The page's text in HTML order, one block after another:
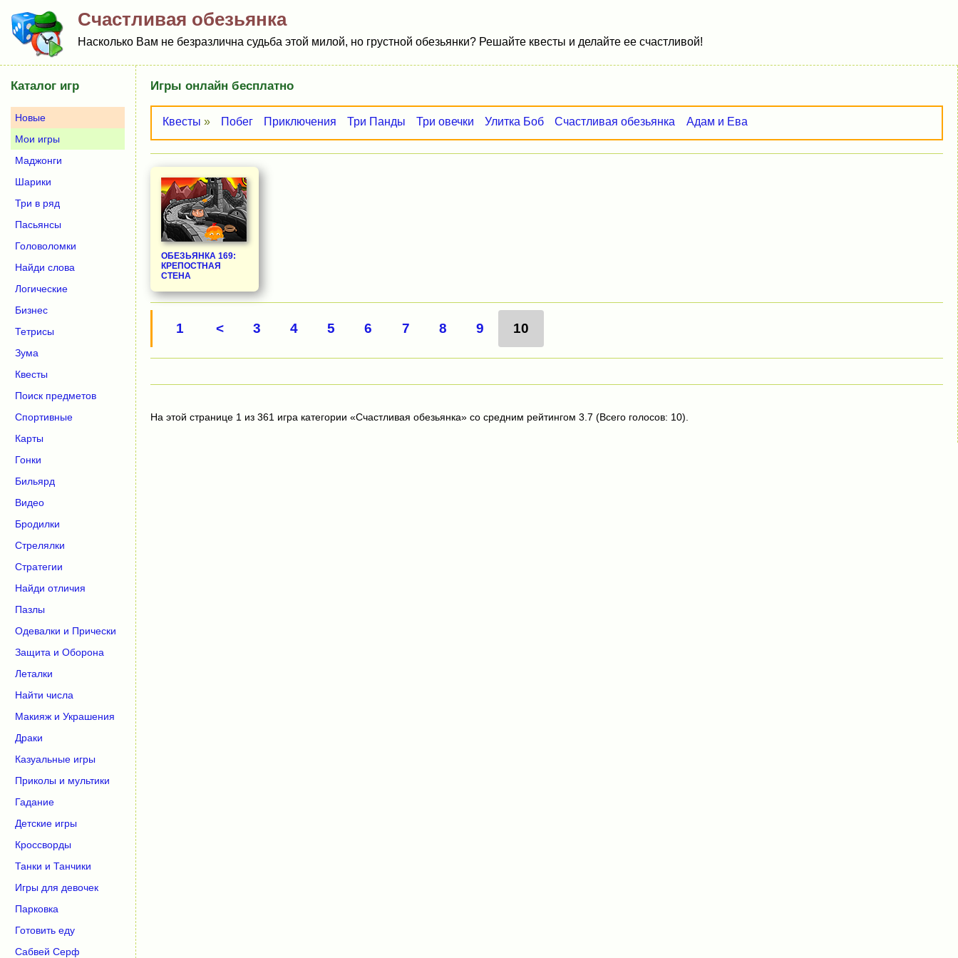
Счастливая обезьянка
Насколько Вам не безразлична судьба этой милой, но грустной обезьянки? Решайте квесты и делайте ее счастливой!
Игры онлайн бесплатно
Квесты » Побег Приключения Три Панды Три овечки Улитка Боб Счастливая обезьянка Адам и Ева
ОБЕЗЬЯНКА 169:
КРЕПОСТНАЯ
СТЕНА
1 < 3 4 5 6 7 8 9 10
На этой странице 1 из 361 игра категории «Счастливая обезьянка» со средним рейтингом 3.7 (Всего голосов: 10).
Каталог игр
Новые
Мои игры
Маджонги
Шарики
Три в ряд
Пасьянсы
Головоломки
Найди слова
Логические
Бизнес
Тетрисы
Зума
Квесты
Поиск предметов
Спортивные
Карты
Гонки
Бильярд
Видео
Бродилки
Стрелялки
Стратегии
Найди отличия
Пазлы
Одевалки и Прически
Защита и Оборона
Леталки
Найти числа
Макияж и Украшения
Драки
Казуальные игры
Приколы и мультики
Гадание
Детские игры
Кроссворды
Танки и Танчики
Игры для девочек
Парковка
Готовить еду
Сабвей Серф